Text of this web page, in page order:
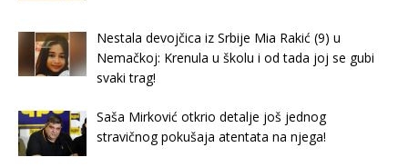
Nestala devojčica iz Srbije Mia Rakić (9) u
Nemačkoj: Krenula u školu i od tada joj se gubi
svaki trag!
Saša Mirković otkrio detalje još jednog
stravičnog pokušaja atentata na njega!